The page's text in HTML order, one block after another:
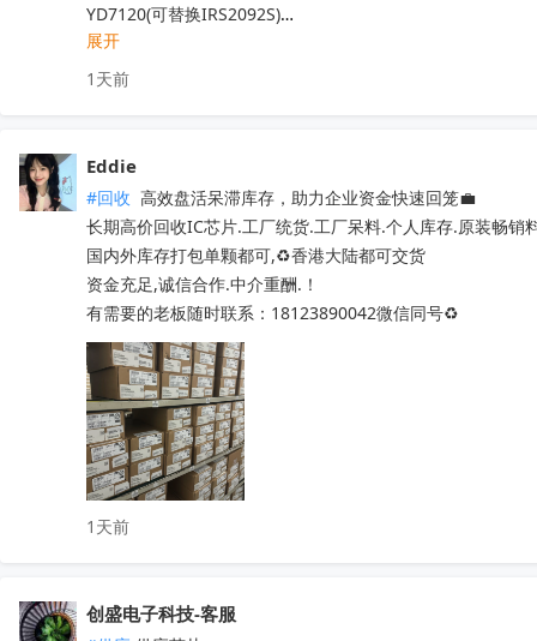
LM74502HDDFR
LM7805MPX/NOPB
LM7171AIMX/NOPB
LM7322MAX/NOPB
LM741CN/NOPB
LM6172IMX/NOPB
LM66100DCKT
LM6171AIMX/NOPB
LM6171AIM/NOPB
LM6132BIMX/NOPB
LM675T/NOPB
CC1310F128RHBR
YD7120(可替换IRS2092S)
YD7123(可替换 IRS2093)
AXPA17851  AXPA47576
TM1621B  TM1622  TM2313
TM1628A  C9636  QX201A
QX201C  BD37033FV-ME2
MT29F4G08ABADAWP:D   TM1729  AK7738VQ
OB3636AMP  HT7050A-1  PE8308CT  QX201-A
NS8002  TM1640  IRF540NPBF  IRFB4227
NCV8402ASTT1G  AW9967DNR  TPA3116D2DADR
TM1650  TM2312  TDA7576B  BD37033FV-ME2
TL494IDR  SI4755  CD1517CP  TA7291SG
EMP8965-33VF05GRR
STM32L071RZH6  STM32G070RBT6
STM8S005K6T6   STM8S207R8T6
STM8L052R8T6   STM32G030C8T6
TDA7708CB  TDA7708LX  TDA7850
展开
1天前
Eddie
#回收 高效盘活呆滞库存，助力企业资金快速回笼💼
长期高价回收IC芯片.工厂统货.工厂呆料.个人库存.原装畅销
国内外库存打包单颗都可,♻️香港大陆都可交货
资金充足,诚信合作.中介重酬.！
有需要的老板随时联系：18123890042微信同号♻️
1天前
创盛电子科技-客服